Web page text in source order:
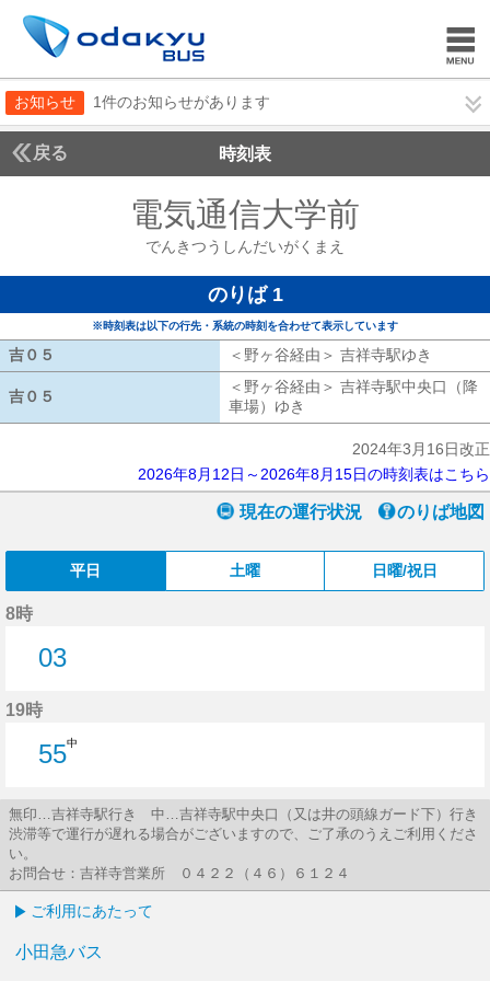
お知らせ 1件のお知らせがあります
戻る 時刻表
電気通信大学前
でんきつうしんだいがくまえ
のりば 1
※時刻表は以下の行先・系統の時刻を合わせて表示しています
吉０５ ＜野ヶ谷経由＞ 吉祥寺駅ゆき
吉０５
＜野ヶ谷経由＞ 吉祥寺駅中央口（降
車場）ゆき
2024年3月16日改正
2026年8月12日～2026年8月15日の時刻表はこちら
現在の運行状況 のりば地図
平日 土曜 日曜/祝日
8時
03
19時
55中
無印…吉祥寺駅行き 中…吉祥寺駅中央口（又は井の頭線ガード下）行き
渋滞等で運行が遅れる場合がございますので、ご了承のうえご利用くださ
い。
お問合せ：吉祥寺営業所 ０４２２（４６）６１２４
ご利用にあたって
小田急バス